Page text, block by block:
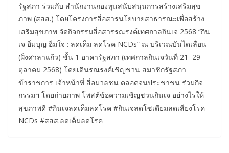
รัฐสภา ร่วมกับ สำนักงานกองทุนสนับสนุนการสร้างเสริมสุข
ภาพ (สสส.) โดยโครงการสื่อสารนโยบายสาธารณะเพื่อสร้าง
เสริมสุขภาพ จัดกิจกรรมสื่อสารรณรงค์เทศกาลกินเจ 2568 “กิน
เจ อิ่มบุญ อิ่มใจ : ลดเค็ม ลดโรค NCDs” ณ บริเวณบันไดเลื่อน
(ฝั่งศาลาแก้ว) ชั้น 1 อาคารัฐสภา (เทศกาลกินเจวันที่ 21–29
ตุลาคม 2568) โดยเดินรณรงค์เชิญชวน สมาชิกรัฐสภา
ข้าราชการ เจ้าหน้าที่ สื่อมวลชน ตลอดจนประชาชน ร่วมกิจ
กรรมฯ โดยถ่ายภาพ โพสต์ข้อความเชิญชวนกินเจ อย่างไรให้
สุขภาพดี #กินเจลดเค็มลดโรค #กินเจลดโซเดียมลดเสี่ยงโรค
NCDs #สสส.ลดเค็มลดโรค